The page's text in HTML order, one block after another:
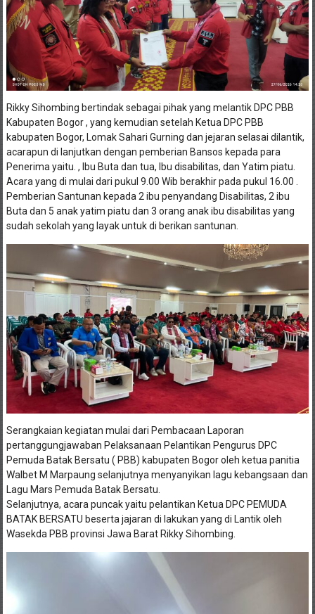
Rikky Sihombing bertindak sebagai pihak yang melantik DPC PBB
Kabupaten Bogor , yang kemudian setelah Ketua DPC PBB
kabupaten Bogor, Lomak Sahari Gurning dan jejaran selasai dilantik,
acarapun di lanjutkan dengan pemberian Bansos kepada para
Penerima yaitu. , Ibu Buta dan tua, Ibu disabilitas, dan Yatim piatu.
Acara yang di mulai dari pukul 9.00 Wib berakhir pada pukul 16.00 .
Pemberian Santunan kepada 2 ibu penyandang Disabilitas, 2 ibu
Buta dan 5 anak yatim piatu dan 3 orang anak ibu disabilitas yang
sudah sekolah yang layak untuk di berikan santunan.
Serangkaian kegiatan mulai dari Pembacaan Laporan
pertanggungjawaban Pelaksanaan Pelantikan Pengurus DPC
Pemuda Batak Bersatu ( PBB) kabupaten Bogor oleh ketua panitia
Walbet M Marpaung selanjutnya menyanyikan lagu kebangsaan dan
Lagu Mars Pemuda Batak Bersatu.
Selanjutnya, acara puncak yaitu pelantikan Ketua DPC PEMUDA
BATAK BERSATU beserta jajaran di lakukan yang di Lantik oleh
Wasekda PBB provinsi Jawa Barat Rikky Sihombing.